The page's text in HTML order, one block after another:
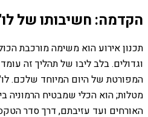
הקדמה: חשיבותו של
תכנון אירוע הוא משימה מורכבת
וגדולים. בלב ליבו של תהליך זה
המפורטת של היום המיוחד שלכם.
מטלות; הוא הכלי שמבטיח הרמוניה
האורחים ועד עזיבתם, דרך סדר